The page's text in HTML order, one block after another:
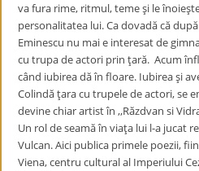
va fura rime, ritmul, teme şi le
personalitatea lui. Ca dovadă că
Eminescu nu mai e interesat de
cu trupa de actori prin ţară. Acum
când iubirea dă în floare. Iubirea şi
Colindă ţara cu trupele de actori, se
devine chiar artist în ,,Răzdvan si
Un rol de seamă în viaţa lui l-a jucat
Vulcan. Aici publica primele poezii,
Viena, centru cultural al Imperiului